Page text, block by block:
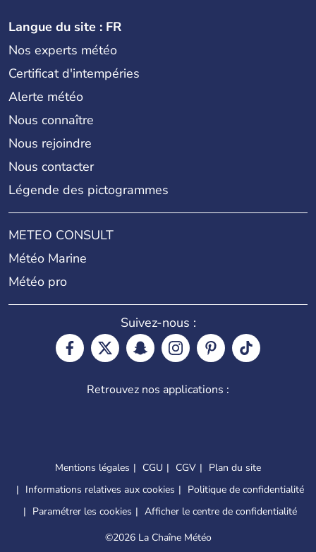
Langue du site : FR
Nos experts météo
Certificat d'intempéries
Alerte météo
Nous connaître
Nous rejoindre
Nous contacter
Légende des pictogrammes
METEO CONSULT
Météo Marine
Météo pro
Suivez-nous :
Retrouvez nos applications :
Mentions légales CGU CGV
Plan du site
Informations relatives aux cookies
Politique de confidentialité
Paramétrer les cookies
Afficher le centre de confidentialité
©2026 La Chaîne Météo